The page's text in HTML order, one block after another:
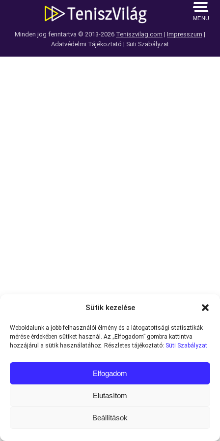
Sütik kezelése
Weboldalunk a jobb felhasználói élmény és a látogatottsági statisztikák
mérése érdekében sütiket használ. Az „Elfogadom” gombra kattintva
hozzájárul a sütik használatához. Részletes tájékoztató: Süti Szabályzat
Elfogadom
Elutasítom
Beállítások
MENU
Minden jog fenntartva © 2013-2026 Teniszvilag.com | Impresszum |
Adatvédelmi Tájékoztató | Süti Szabályzat